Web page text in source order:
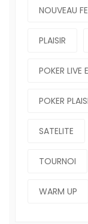
NOUVEAU
PLAISIR
POKER LIVE
POKER
SATELITE
TOURNOI
WARM UP